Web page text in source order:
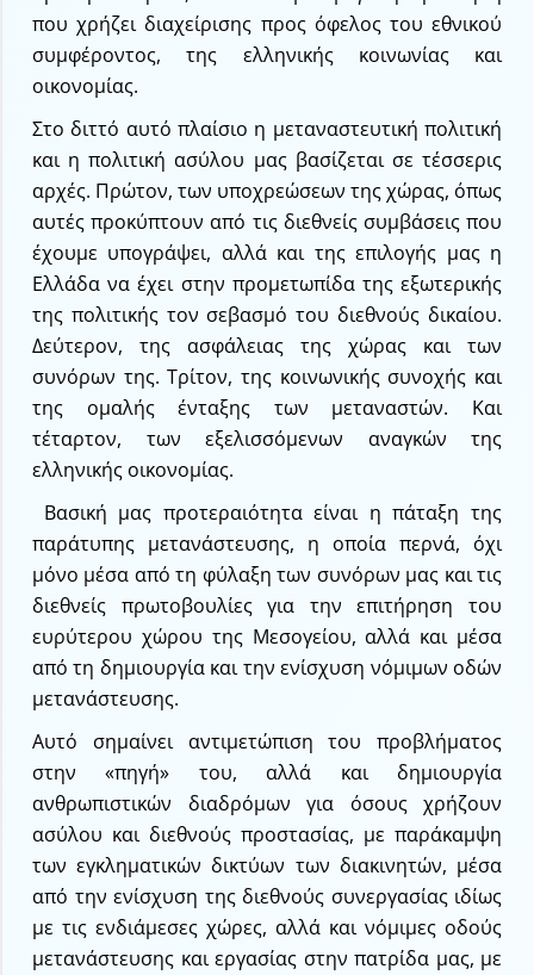
που χρήζει διαχείρισης προς όφελος του εθνικού
συμφέροντος, της ελληνικής κοινωνίας και
οικονομίας.
Στο διττό αυτό πλαίσιο η μεταναστευτική πολιτική
και η πολιτική ασύλου μας βασίζεται σε τέσσερις
αρχές. Πρώτον, των υποχρεώσεων της χώρας, όπως
αυτές προκύπτουν από τις διεθνείς συμβάσεις που
έχουμε υπογράψει, αλλά και της επιλογής μας η
Ελλάδα να έχει στην προμετωπίδα της εξωτερικής
της πολιτικής τον σεβασμό του διεθνούς δικαίου.
Δεύτερον, της ασφάλειας της χώρας και των
συνόρων της. Τρίτον, της κοινωνικής συνοχής και
της ομαλής ένταξης των μεταναστών. Και
τέταρτον, των εξελισσόμενων αναγκών της
ελληνικής οικονομίας.
Βασική μας προτεραιότητα είναι η πάταξη της
παράτυπης μετανάστευσης, η οποία περνά, όχι
μόνο μέσα από τη φύλαξη των συνόρων μας και τις
διεθνείς πρωτοβουλίες για την επιτήρηση του
ευρύτερου χώρου της Μεσογείου, αλλά και μέσα
από τη δημιουργία και την ενίσχυση νόμιμων οδών
μετανάστευσης.
Αυτό σημαίνει αντιμετώπιση του προβλήματος
στην «πηγή» του, αλλά και δημιουργία
ανθρωπιστικών διαδρόμων για όσους χρήζουν
ασύλου και διεθνούς προστασίας, με παράκαμψη
των εγκληματικών δικτύων των διακινητών, μέσα
από την ενίσχυση της διεθνούς συνεργασίας ιδίως
με τις ενδιάμεσες χώρες, αλλά και νόμιμες οδούς
μετανάστευσης και εργασίας στην πατρίδα μας, με